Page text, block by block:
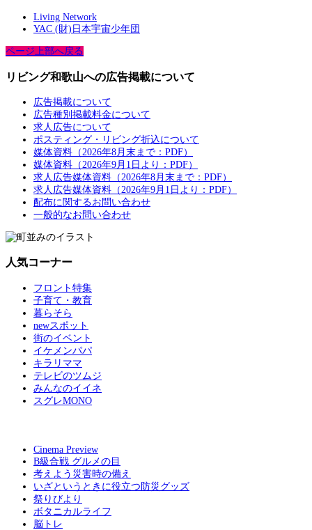
Living Network
YAC (財)日本宇宙少年団
ページ上部へ戻る
リビング和歌山への広告掲載について
広告掲載について
広告種別掲載料金について
求人広告について
ポスティング・リビング折込について
媒体資料（2026年8月末まで：PDF）
媒体資料（2026年9月1日より：PDF）
求人広告媒体資料（2026年8月末まで：PDF）
求人広告媒体資料（2026年9月1日より：PDF）
配布に関するお問い合わせ
一般的なお問い合わせ
人気コーナー
フロント特集
子育て・教育
暮らそら
newスポット
街のイベント
イケメンパパ
キラリママ
テレビのツムジ
みんなのイイネ
スグレMONO
Cinema Preview
B級合戦 グルメの目
考えよう災害時の備え
いざというときに役立つ防災グッズ
祭りびより
ボタニカルライフ
脳トレ